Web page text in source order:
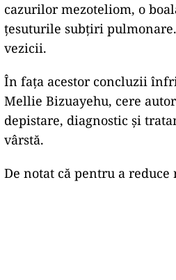
cazurilor mezoteliom, o
țesuturile subțiri
vezicii.
În fața acestor concluzii
Mellie Bizuayehu, cere
depistare, diagnostic și
vârstă.
De notat că pentru a